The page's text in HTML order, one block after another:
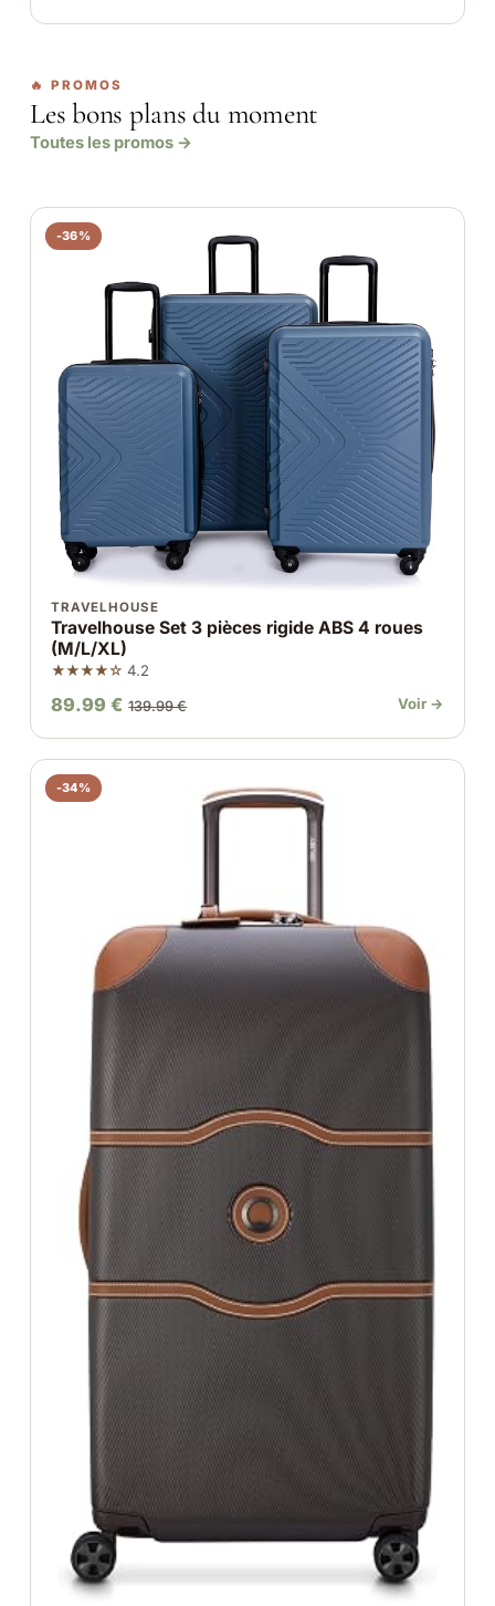
🔥 PROMOS
Les bons plans du moment
Toutes les promos →
-36%
TRAVELHOUSE
Travelhouse Set 3 pièces rigide ABS 4 roues
(M/L/XL)
★★★★☆ 4.2
89.99 € 139.99 € Voir →
-34%